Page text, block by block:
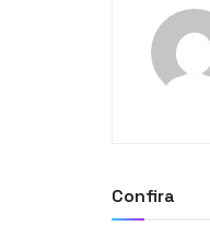
Confira